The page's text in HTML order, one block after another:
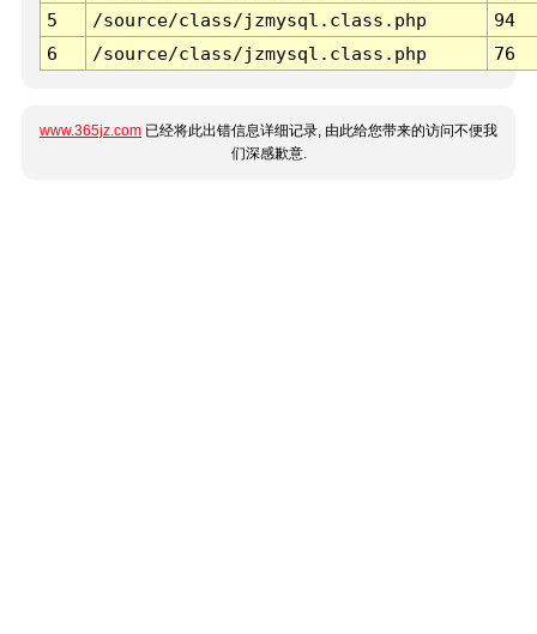
5
/source/class/jzmysql.class.php
94
6
/source/class/jzmysql.class.php 76
www.365jz.com 已经将此出错信息详细记录, 由此给您带来的访问不便我
们深感歉意.